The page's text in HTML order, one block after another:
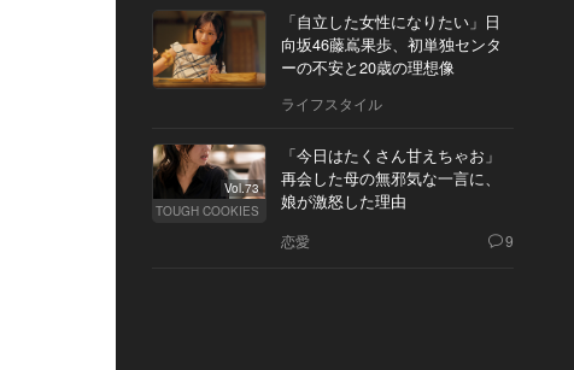
「自立した女性になりたい」日
向坂46藤嶌果歩、初単独センタ
ーの不安と20歳の理想像
ライフスタイル
Vol.73
TOUGH COOKIES
「今日はたくさん甘えちゃお」
再会した母の無邪気な一言に、
娘が激怒した理由
恋愛 9